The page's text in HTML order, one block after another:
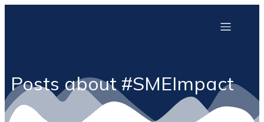
Posts about #SMEImpact